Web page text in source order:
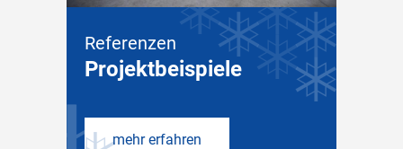
Referenzen
Projektbeispiele
mehr erfahren